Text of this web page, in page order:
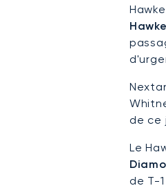
de ce
Le
de T-